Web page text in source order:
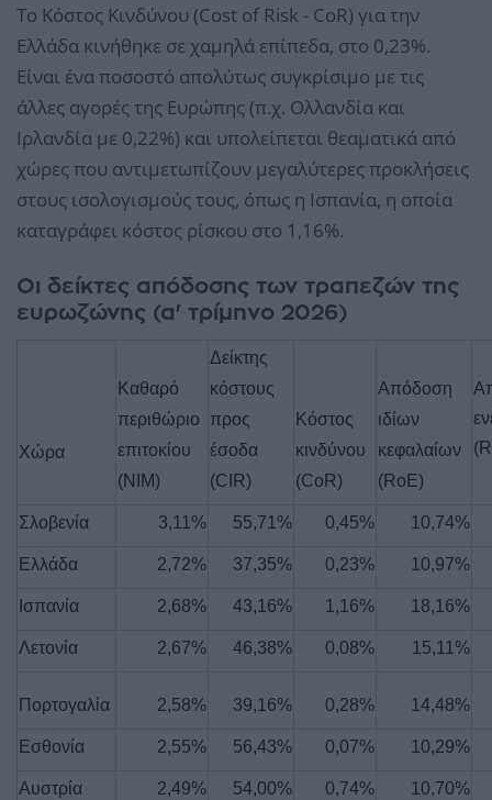
Το Κόστος Κινδύνου (Cost of Risk - CoR) για την
Ελλάδα κινήθηκε σε χαμηλά επίπεδα, στο 0,23%.
Είναι ένα ποσοστό απολύτως συγκρίσιμο με τις
άλλες αγορές της Ευρώπης (π.χ. Ολλανδία και
Ιρλανδία με 0,22%) και υπολείπεται θεαματικά από
χώρες που αντιμετωπίζουν μεγαλύτερες προκλήσεις
στους ισολογισμούς τους, όπως η Ισπανία, η οποία
καταγράφει κόστος ρίσκου στο 1,16%.
Οι δείκτες απόδοσης των τραπεζών της
ευρωζώνης (α' τρίμηνο 2026)
Χώρα
Καθαρό
περιθώριο
επιτοκίου
(NIM)
Δείκτης
κόστους
προς
έσοδα
(CIR)
Κόστος
κινδύνου
(CoR)
Απόδοση
ιδίων
κεφαλαίων
(RoE)
Σλοβενία 3,11% 55,71% 0,45% 10,74%
Ελλάδα 2,72% 37,35% 0,23% 10,97%
Ισπανία 2,68% 43,16% 1,16% 18,16%
Λετονία 2,67% 46,38% 0,08% 15,11%
Πορτογαλία 2,58% 39,16% 0,28% 14,48%
Εσθονία 2,55% 56,43% 0,07% 10,29%
Αυστρία 2,49% 54,00% 0,74% 10,70%